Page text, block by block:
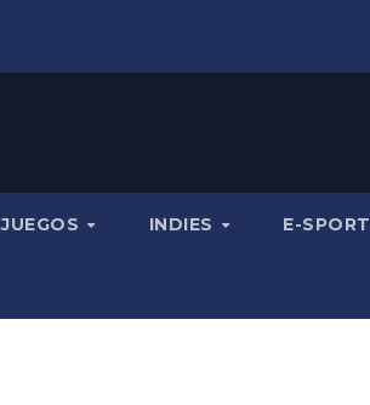
JUEGOS INDIES E-